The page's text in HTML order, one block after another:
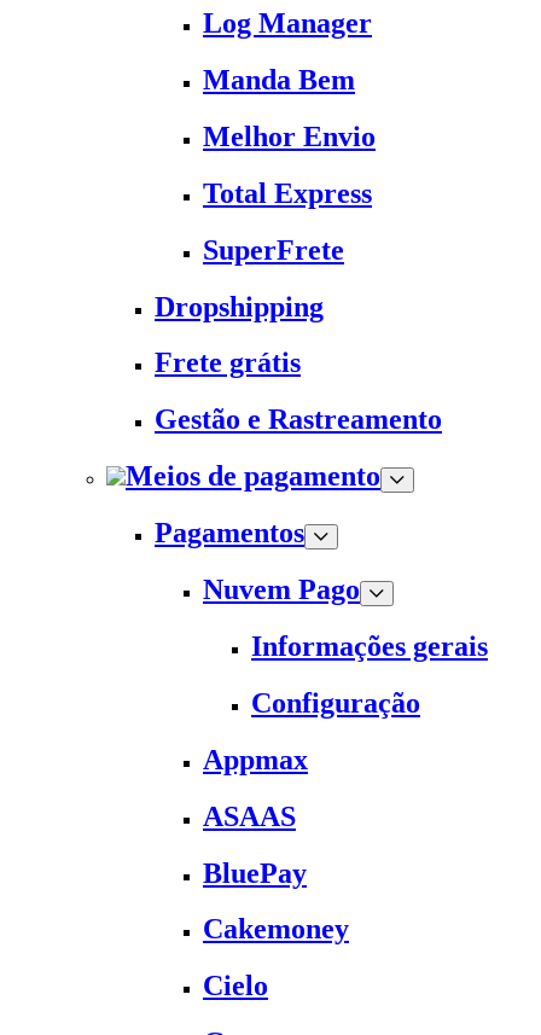
Log Manager
Manda Bem
Melhor Envio
Total Express
SuperFrete
Dropshipping
Frete grátis
Gestão e Rastreamento
Meios de pagamento
Pagamentos
Nuvem Pago
Informações gerais
Configuração
Appmax
ASAAS
BluePay
Cakemoney
Cielo